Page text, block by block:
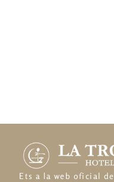
Ets a la web oficial de